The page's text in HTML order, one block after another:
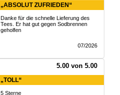
„ABSOLUT ZUFRIEDEN“
Danke für die schnelle Lieferung des
Tees. Er hat gut gegen Sodbrennen
geholfen
07/2026
5.00 von 5.00
„TOLL“
5 Sterne